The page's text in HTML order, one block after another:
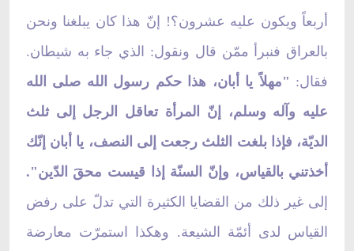
أربعاً ويكون عليه عشرون؟! إنّ هذا كان يبلغنا ونحن
بالعراق فنبرأ ممّن قال ونقول: الذي جاء به شيطان.
فقال: "مهلاً يا أبان، هذا حكم رسول الله صلى الله
عليه وآله وسلم، إنّ المرأة تعاقل الرجل إلى ثلث
الديّة، فإذا بلغت الثلث رجعت إلى النصف، يا أبان إنّك
أخذتني بالقياس، وإنّ السنّة إذا قيست محقَ الدّين".
إلى غير ذلك من القضايا الكثيرة التي تدلّ على رفض
القياس لدى أئمّة الشيعة. وهكذا استمرّت معارضة